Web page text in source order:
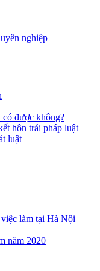
nghiệp
có được không?
hôn trái pháp luật
luật
làm tại Hà Nội
năm 2020